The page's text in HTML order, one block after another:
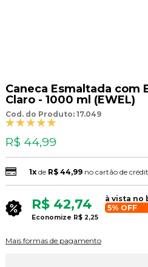
Caneca Esmaltada com
Claro - 1000 ml (EWEL)
Cod. do Produto: 17.049
R$ 44,99
1xde R$ 44,99 no cartão de
R$ 42,74
à vista no
5% OFF
Economize R$ 2,25
Mais formas de pagamento